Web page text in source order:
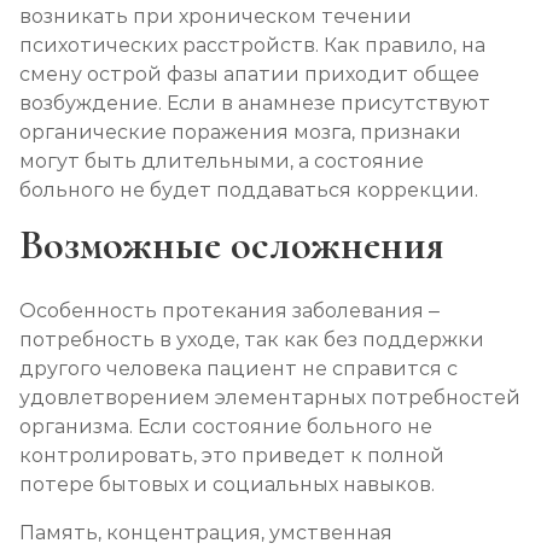
возникать при хроническом течении
психотических расстройств. Как правило, на
смену острой фазы апатии приходит общее
возбуждение. Если в анамнезе присутствуют
органические поражения мозга, признаки
могут быть длительными, а состояние
больного не будет поддаваться коррекции.
Возможные осложнения
Особенность протекания заболевания –
потребность в уходе, так как без поддержки
другого человека пациент не справится с
удовлетворением элементарных потребностей
организма. Если состояние больного не
контролировать, это приведет к полной
потере бытовых и социальных навыков.
Память, концентрация, умственная